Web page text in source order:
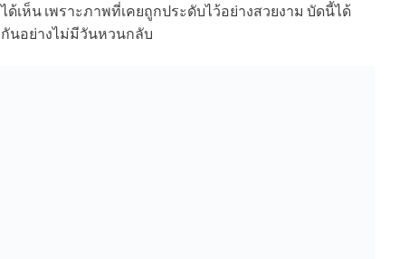
ห็น เพราะภาพที่เคยถูกประดับไว้อย่างสวยงาม บัดนี้ได้
นอย่างไม่มีวันหวนกลับ